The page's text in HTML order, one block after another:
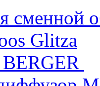
сменной
Glitza